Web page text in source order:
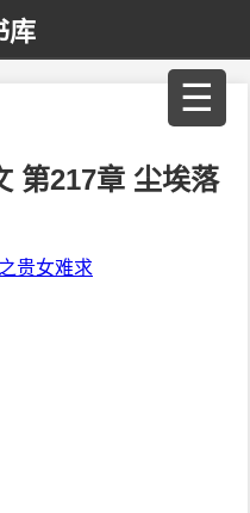
库
☰
第217章 尘埃落
贵女难求